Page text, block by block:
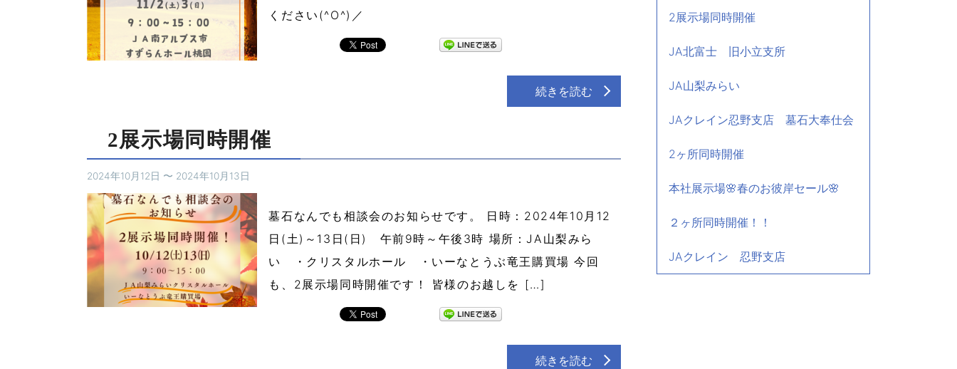
ください(^O^)／
続きを読む
2展示場同時開催
2024年10月12日 〜 2024年10月13日
墓石なんでも相談会のお知らせです。 日時：2024年10月12
日(土)～13日(日) 午前9時～午後3時 場所：JA山梨みら
い ・クリスタルホール ・いーなとうぶ竜王購買場 今回
も、2展示場同時開催です！ 皆様のお越しを […]
続きを読む
2展示場同時開催
JA北富士 旧小立支所
JA山梨みらい
JAクレイン忍野支店 墓石大奉仕会
2ヶ所同時開催
本社展示場🌸春のお彼岸セール🌸
２ヶ所同時開催！！
JAクレイン 忍野支店